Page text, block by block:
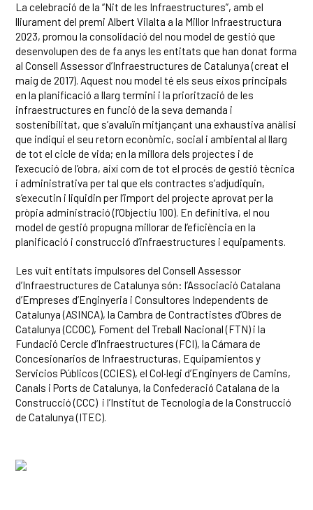
La celebració de la “Nit de les Infraestructures”, amb el
lliurament del premi Albert Vilalta a la Millor Infraestructura
2023, promou la consolidació del nou model de gestió que
desenvolupen des de fa anys les entitats que han donat forma
al Consell Assessor d’Infraestructures de Catalunya (creat el
maig de 2017). Aquest nou model té els seus eixos principals
en la planificació a llarg termini i la priorització de les
infraestructures en funció de la seva demanda i
sostenibilitat, que s’avaluïn mitjançant una exhaustiva anàlisi
que indiqui el seu retorn econòmic, social i ambiental al llarg
de tot el cicle de vida; en la millora dels projectes i de
l’execució de l’obra, així com de tot el procés de gestió tècnica
i administrativa per tal que els contractes s’adjudiquin,
s’executin i liquidin per l’import del projecte aprovat per la
pròpia administració (l’Objectiu 100). En definitiva, el nou
model de gestió propugna millorar de l’eficiència en la
planificació i construcció d’infraestructures i equipaments.
Les vuit entitats impulsores del Consell Assessor
d’Infraestructures de Catalunya són: l’Associació Catalana
d’Empreses d’Enginyeria i Consultores Independents de
Catalunya (ASINCA), la Cambra de Contractistes d’Obres de
Catalunya (CCOC), Foment del Treball Nacional (FTN) i la
Fundació Cercle d’Infraestructures (FCI), la Cámara de
Concesionarios de Infraestructuras, Equipamientos y
Servicios Públicos (CCIES), el Col·legi d’Enginyers de Camins,
Canals i Ports de Catalunya, la Confederació Catalana de la
Construcció (CCC) i l’Institut de Tecnologia de la Construcció
de Catalunya (ITEC).